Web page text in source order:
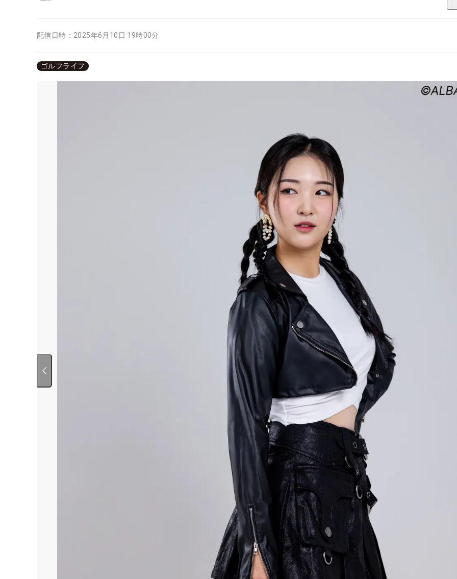
配信日時： 2025年6月10日 19時00分
ゴルフライフ